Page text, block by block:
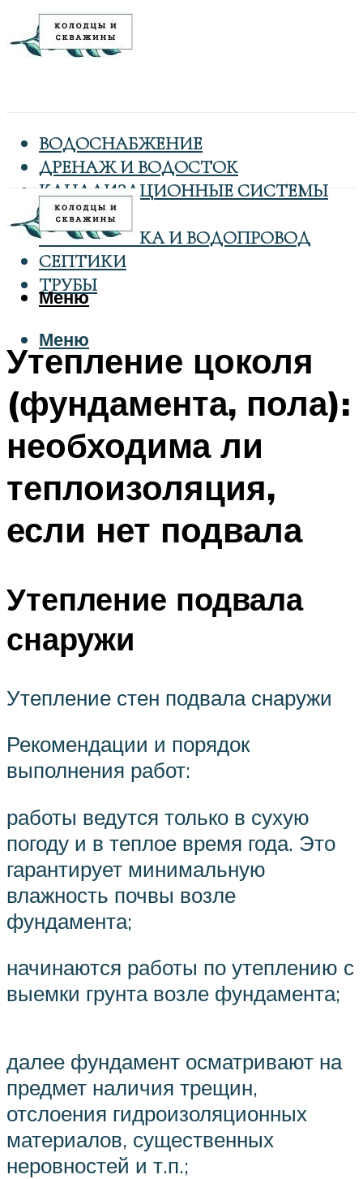
ВОДОСНАБЖЕНИЕ
ДРЕНАЖ И ВОДОСТОК
КАНАЛИЗАЦИОННЫЕ СИСТЕМЫ
КОЛОДЦЫ
САНТЕХНИКА И ВОДОПРОВОД
СЕПТИКИ
ТРУБЫ
Меню
Меню
Утепление цоколя
(фундамента, пола):
необходима ли
теплоизоляция,
если нет подвала
Утепление подвала
снаружи
Утепление стен подвала снаружи
Рекомендации и порядок
выполнения работ:
работы ведутся только в сухую
погоду и в теплое время года. Это
гарантирует минимальную
влажность почвы возле
фундамента;
начинаются работы по утеплению с
выемки грунта возле фундамента;
далее фундамент осматривают на
предмет наличия трещин,
отслоения гидроизоляционных
материалов, существенных
неровностей и т.п.;